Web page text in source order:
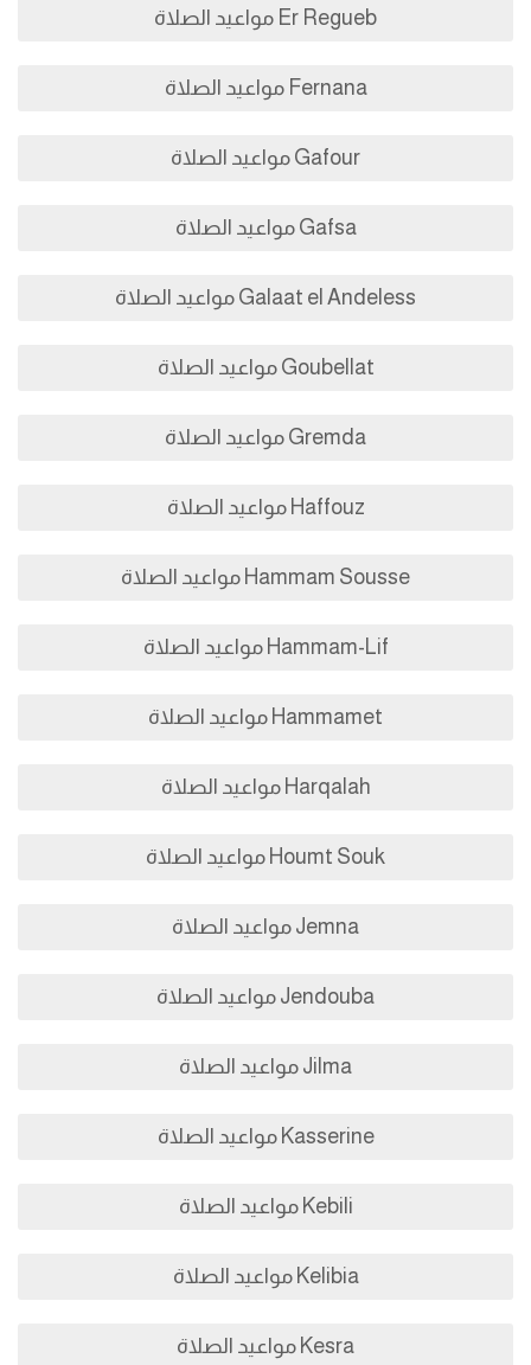
Er Regueb مواعيد الصلاة
Fernana مواعيد الصلاة
Gafour مواعيد الصلاة
Gafsa مواعيد الصلاة
Galaat el Andeless مواعيد الصلاة
Goubellat مواعيد الصلاة
Gremda مواعيد الصلاة
Haffouz مواعيد الصلاة
Hammam Sousse مواعيد الصلاة
Hammam-Lif مواعيد الصلاة
Hammamet مواعيد الصلاة
Harqalah مواعيد الصلاة
Houmt Souk مواعيد الصلاة
Jemna مواعيد الصلاة
Jendouba مواعيد الصلاة
Jilma مواعيد الصلاة
Kasserine مواعيد الصلاة
Kebili مواعيد الصلاة
Kelibia مواعيد الصلاة
Kesra مواعيد الصلاة